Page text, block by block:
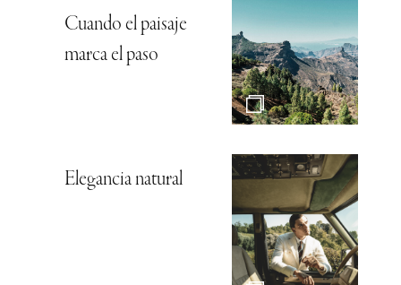
Cuando el paisaje
marca el paso
Elegancia natural